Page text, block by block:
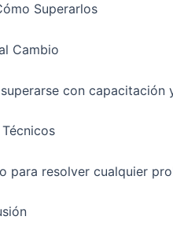
Superarlos
Cambio
con capacitación
resolver cualquier